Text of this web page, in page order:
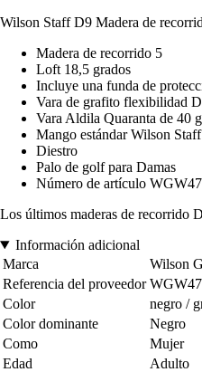
Wilson Staff D9 Madera de
Madera de recorrido 5
Loft 18,5 grados
Incluye una funda de
Vara de grafito flexibilidad
Vara Aldila Quaranta de 40
Mango estándar Wilson Staff
Diestro
Palo de golf para Damas
Número de artículo
Los últimos maderas de recorrido
Información adicional
Marca
Wilson
Referencia del proveedor
Color
negro /
Color dominante
Negro
Como
Mujer
Edad
Adulto